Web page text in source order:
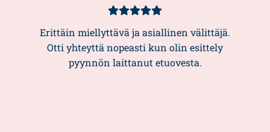
Kundbetyg
5/5
Erittäin miellyttävä ja asiallinen välittäjä.
Otti yhteyttä nopeasti kun olin esittely
pyynnön laittanut etuovesta.